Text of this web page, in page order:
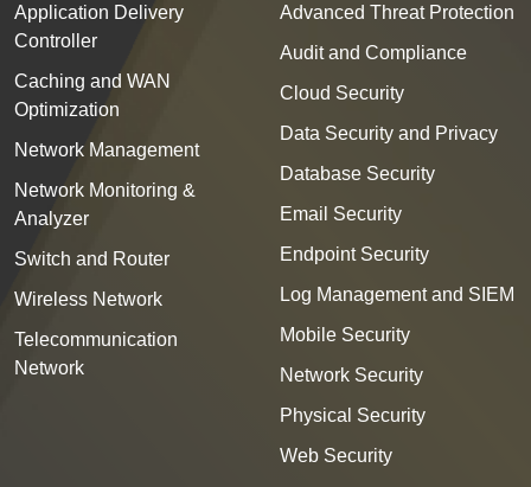
Application Delivery
Controller
Caching and WAN
Optimization
Network Management
Network Monitoring &
Analyzer
Switch and Router
Wireless Network
Telecommunication
Network
Advanced Threat Protection
Audit and Compliance
Cloud Security
Data Security and Privacy
Database Security
Email Security
Endpoint Security
Log Management and SIEM
Mobile Security
Network Security
Physical Security
Web Security